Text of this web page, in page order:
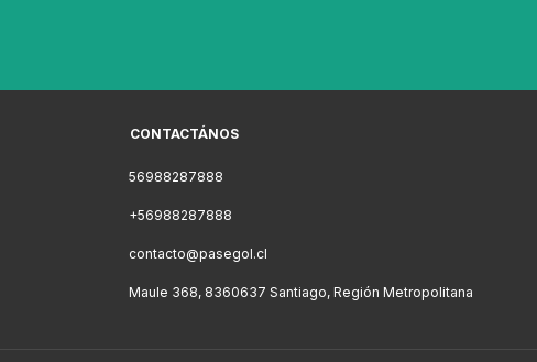
CONTACTÁNOS
56988287888
+56988287888
contacto@pasegol.cl
Maule 368, 8360637 Santiago, Región Metropolitana